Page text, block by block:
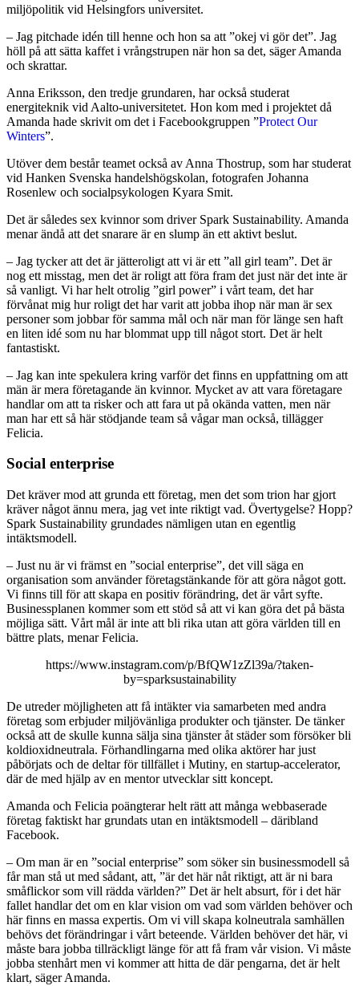
miljöpolitik vid Helsingfors universitet.
– Jag pitchade idén till henne och hon sa att ”okej vi gör det”. Jag
höll på att sätta kaffet i vrångstrupen när hon sa det, säger Amanda
och skrattar.
Anna Eriksson, den tredje grundaren, har också studerat
energiteknik vid Aalto-universitetet. Hon kom med i projektet då
Amanda hade skrivit om det i Facebookgruppen ”Protect Our
Winters”.
Utöver dem består teamet också av Anna Thostrup, som har studerat
vid Hanken Svenska handelshögskolan, fotografen Johanna
Rosenlew och socialpsykologen Kyara Smit.
Det är således sex kvinnor som driver Spark Sustainability. Amanda
menar ändå att det snarare är en slump än ett aktivt beslut.
– Jag tycker att det är jätteroligt att vi är ett ”all girl team”. Det är
nog ett misstag, men det är roligt att föra fram det just när det inte är
så vanligt. Vi har helt otrolig ”girl power” i vårt team, det har
förvånat mig hur roligt det har varit att jobba ihop när man är sex
personer som jobbar för samma mål och när man för länge sen haft
en liten idé som nu har blommat upp till något stort. Det är helt
fantastiskt.
– Jag kan inte spekulera kring varför det finns en uppfattning om att
män är mera företagande än kvinnor. Mycket av att vara företagare
handlar om att ta risker och att fara ut på okända vatten, men när
man har ett så här stödjande team så vågar man också, tillägger
Felicia.
Social enterprise
Det kräver mod att grunda ett företag, men det som trion har gjort
kräver något ännu mera, jag vet inte riktigt vad. Övertygelse? Hopp?
Spark Sustainability grundades nämligen utan en egentlig
intäktsmodell.
– Just nu är vi främst en ”social enterprise”, det vill säga en
organisation som använder företagstänkande för att göra något gott.
Vi finns till för att skapa en positiv förändring, det är vårt syfte.
Businessplanen kommer som ett stöd så att vi kan göra det på bästa
möjliga sätt. Vårt mål är inte att bli rika utan att göra världen till en
bättre plats, menar Felicia.
https://www.instagram.com/p/BfQW1zZl39a/?taken-
by=sparksustainability
De utreder möjligheten att få intäkter via samarbeten med andra
företag som erbjuder miljövänliga produkter och tjänster. De tänker
också att de skulle kunna sälja sina tjänster åt städer som försöker bli
koldioxidneutrala. Förhandlingarna med olika aktörer har just
påbörjats och de deltar för tillfället i Mutiny, en startup-accelerator,
där de med hjälp av en mentor utvecklar sitt koncept.
Amanda och Felicia poängterar helt rätt att många webbaserade
företag faktiskt har grundats utan en intäktsmodell – däribland
Facebook.
– Om man är en ”social enterprise” som söker sin businessmodell så
får man stå ut med sådant, att, ”är det här nåt riktigt, att är ni bara
småflickor som vill rädda världen?” Det är helt absurt, för i det här
fallet handlar det om en klar vision om vad som världen behöver och
här finns en massa expertis. Om vi vill skapa kolneutrala samhällen
behövs det förändringar i vårt beteende. Världen behöver det här, vi
måste bara jobba tillräckligt länge för att få fram vår vision. Vi måste
jobba stenhårt men vi kommer att hitta de där pengarna, det är helt
klart, säger Amanda.